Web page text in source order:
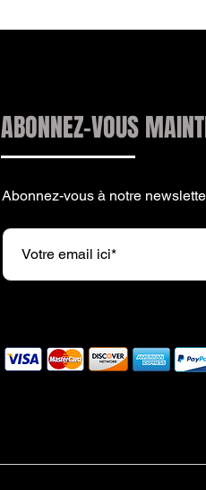
ABONNEZ-VOUS
Abonnez-vous à notre